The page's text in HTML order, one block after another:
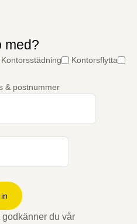
med?
Kontorsstädning
Kontorsflytta
& postnummer
du vår